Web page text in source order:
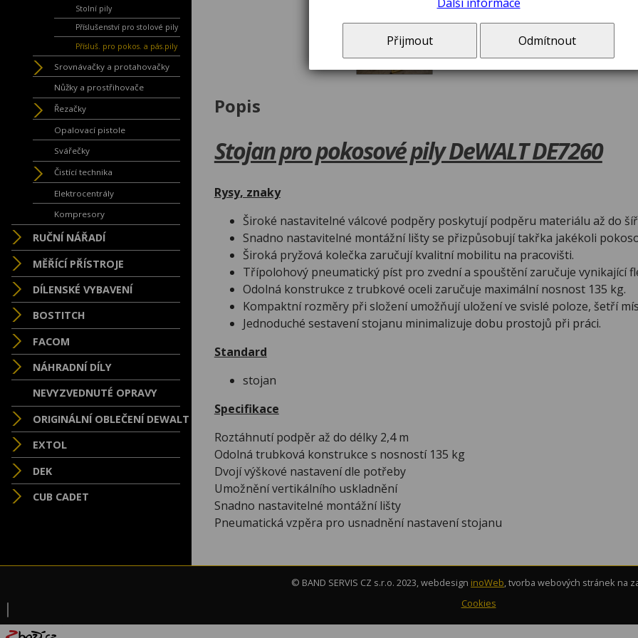
Stolní pily
Příslušenství pro stolové pily
Přísluš. pro pokos. a pás.pily
Srovnávačky a protahovačky
Nůžky a prostřihovače
Řezačky
Opalovací pistole
Svářečky
Čistící technika
Elektrocentrály
Kompresory
RUČNÍ NÁŘADÍ
MĚŘÍCÍ PŘÍSTROJE
DÍLENSKÉ VYBAVENÍ
BOSTITCH
FACOM
NÁHRADNÍ DÍLY
NEVYZVEDNUTÉ OPRAVY
ORIGINÁLNÍ OBLEČENÍ DEWALT
EXTOL
DEK
CUB CADET
Popis
Stojan pro pokosové pily DeWALT DE7260
Rysy, znaky
Široké nastavitelné válcové podpěry poskytují podpěru materiálu až do
Snadno nastavitelné montážní lišty se přizpůsobují takřka jakékoli
Široká pryžová kolečka zaručují kvalitní mobilitu na pracovišti.
Třípolohový pneumatický píst pro zvední a spouštění zaručuje vynikající
Odolná konstrukce z trubkové oceli zaručuje maximální nosnost 135 kg.
Kompaktní rozměry při složení umožňují uložení ve svislé poloze, šetří
Jednoduché sestavení stojanu minimalizuje dobu prostojů při práci.
Standard
stojan
Specifikace
Roztáhnutí podpěr až do délky 2,4 m
Odolná trubková konstrukce s nosností 135 kg
Dvojí výškové nastavení dle potřeby
Umožnění vertikálního uskladnění
Snadno nastavitelné montážní lišty
Pneumatická vzpěra pro usnadnění nastavení stojanu
© BAND SERVIS CZ s.r.o. 2023, webdesign inoWeb, tvorba webových stránek na
Cookies
Přijmout Odmítnout